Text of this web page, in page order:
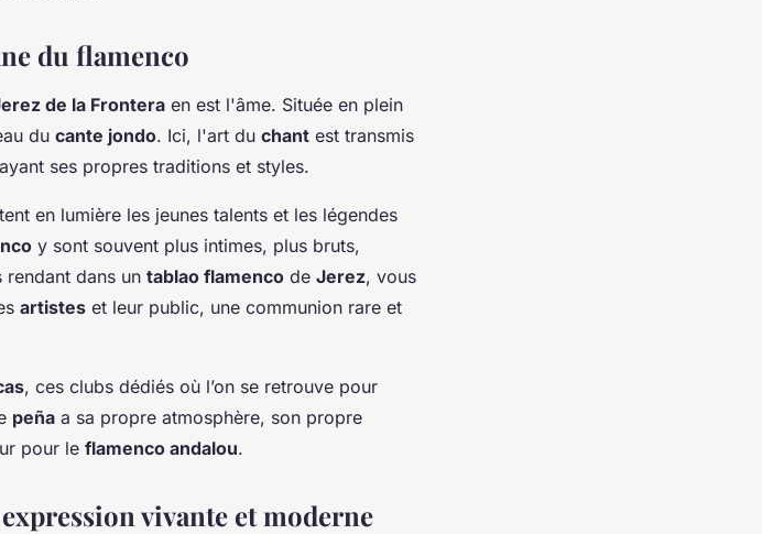
du flamenco
de la Frontera en est l'âme. Située en plein
du cante jondo. Ici, l'art du chant est transmis
ses propres traditions et styles.
en lumière les jeunes talents et les légendes
y sont souvent plus intimes, plus bruts,
rendant dans un tablao flamenco de Jerez, vous
artistes et leur public, une communion rare et
, ces clubs dédiés où l’on se retrouve pour
peña a sa propre atmosphère, son propre
pour le flamenco andalou.
vivante et moderne